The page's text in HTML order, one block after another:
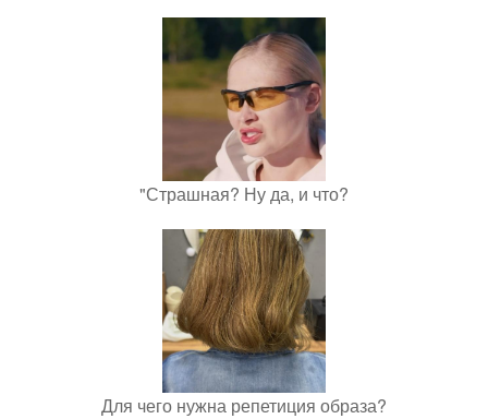
"Страшная? Ну да, и что?
Для чего нужна репетиция образа?